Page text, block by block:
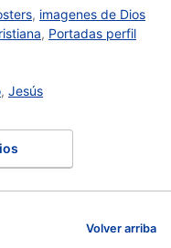
, imagenes de Dios
, Portadas perfil
, Jesús
Volver arriba